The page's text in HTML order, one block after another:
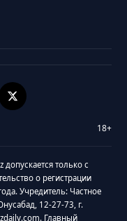
18+
только с
о регистрации
Учредитель: Частное
12-27-73, г.
Главный